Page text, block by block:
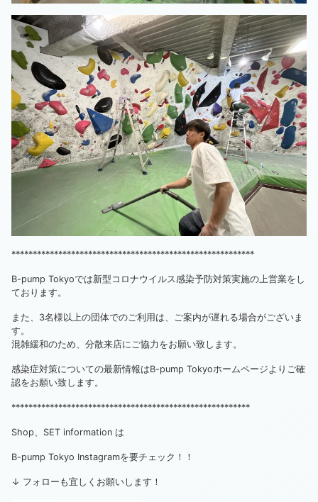
*********************************************************
B-pump Tokyoでは新型コロナウイルス感染予防対策実施の上営業をし
ております。
また、3名様以上の団体でのご利用は、ご案内が遅れる場合がございま
す。
混雑緩和のため、分散来店にご協力をお願い致します。
感染症対策についての最新情報はB-pump Tokyoホームページよりご確
認をお願い致します。
********************************************************
Shop、SET information は
B-pump Tokyo Instagramを要チェック！！
↓ フォローも宜しくお願いします！